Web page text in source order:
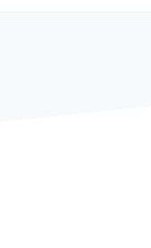
API-Status